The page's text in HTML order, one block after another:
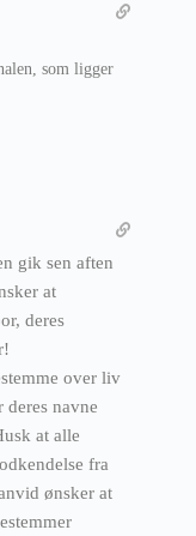
som ligger
gik sen aften
at
deres
over liv
deres navne
at alle
fra
ønsker at